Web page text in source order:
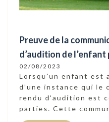
Preuve de la
d’audition de l’enfant
02/08/2023
Lorsqu’un enfant est
d’une instance qui le
rendu d‘audition est
parties. Cette